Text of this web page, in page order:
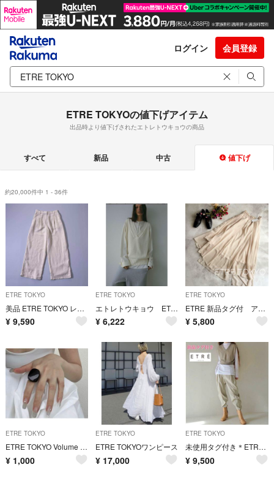
ログイン 会員登録
ETRE TOKYOの値下げアイテム
出品時より値下げされたエトレトウキョウの商品
すべて 新品 中古 値下げ
約20,000件中 1 - 36件
ETRE TOKYO
美品 ETRE TOKYO レノクロスセミワイドパンツ コットンリネン S
¥ 9,590
ETRE TOKYO
エトレトウキョウ ETRE TOKYO Vネックスリーブレスニットプルオーバー
¥ 6,222
ETRE TOKYO
ETRE 新品タグ付 アルアバイル スナイデル ザラ フレイアイディー好きな方
¥ 5,800
ETRE TOKYO
ETRE TOKYO Volume ring Black
¥ 1,000
ETRE TOKYO
ETRE TOKYOワンピース
¥ 17,000
ETRE TOKYO
未使用タグ付き＊ETRE TOKYO＊24ss ヘムファスナーテーパードパンツ
¥ 9,500